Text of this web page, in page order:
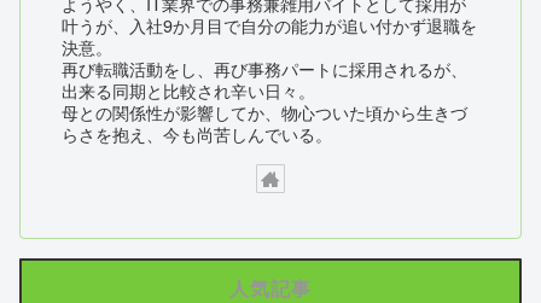
叶うが、入社9か月目で自分の能力が追い付かず退職を
決意。
再び転職活動をし、再び事務パートに採用されるが、
出来る同期と比較され辛い日々。
母との関係性が影響してか、物心ついた頃から生きづ
らさを抱え、今も尚苦しんでいる。
人気記事